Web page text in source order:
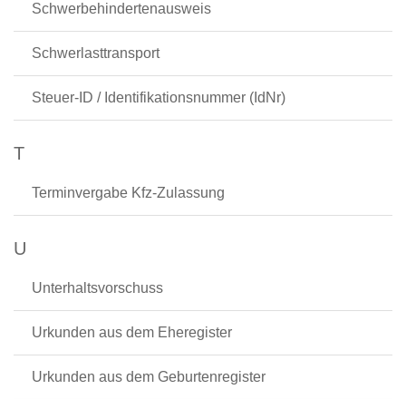
Schwerbehindertenausweis
Schwerlasttransport
Steuer-ID / Identifikationsnummer (IdNr)
T
Terminvergabe Kfz-Zulassung
U
Unterhaltsvorschuss
Urkunden aus dem Eheregister
Urkunden aus dem Geburtenregister